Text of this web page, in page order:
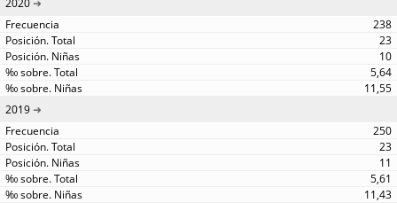
2020
238
23
10
5,64
11,55
2019
250
23
11
5,61
11,43